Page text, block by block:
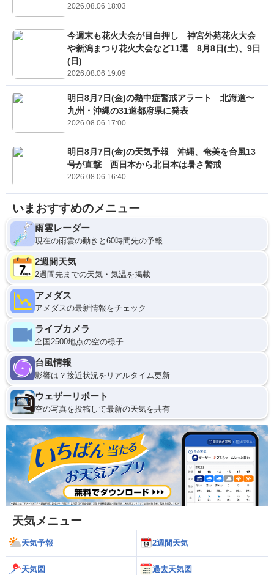
2026.08.06 18:03
今週末も花火大会が目白押し 神宮外苑花火大会
や新潟まつり花火大会など11選 8月8日(土)、9日
(日)
2026.08.06 19:09
明日8月7日(金)の熱中症警戒アラート 北海道〜
九州・沖縄の31道都府県に発表
2026.08.06 17:00
明日8月7日(金)の天気予報 沖縄、奄美を台風13
号が直撃 西日本から北日本は暑さ警戒
2026.08.06 16:40
いまおすすめのメニュー
雨雲レーダー
現在の雨雲の動きと60時間先の予報
2週間天気
2週間先までの天気・気温を掲載
アメダス
アメダスの最新情報をチェック
ライブカメラ
全国2500地点の空の様子
台風情報
影響は？接近状況をリアルタイム更新
ウェザーリポート
空の写真を投稿して最新の天気を共有
天気メニュー
天気予報 2週間天気
天気図 過去天気図